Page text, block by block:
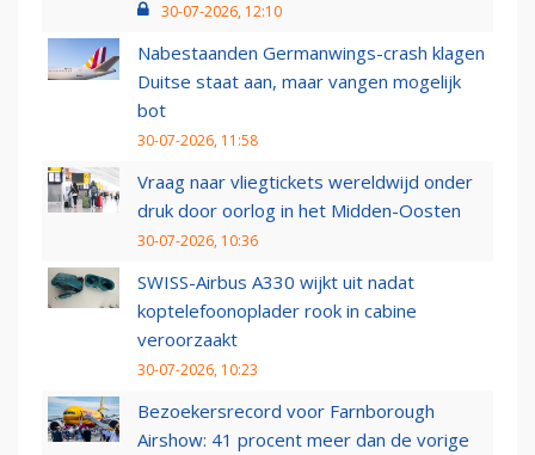
30-07-2026, 12:10
Nabestaanden Germanwings-crash klagen
Duitse staat aan, maar vangen mogelijk
bot
30-07-2026, 11:58
Vraag naar vliegtickets wereldwijd onder
druk door oorlog in het Midden-Oosten
30-07-2026, 10:36
SWISS-Airbus A330 wijkt uit nadat
koptelefoonoplader rook in cabine
veroorzaakt
30-07-2026, 10:23
Bezoekersrecord voor Farnborough
Airshow: 41 procent meer dan de vorige